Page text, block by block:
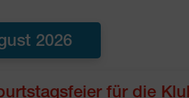
2026
für die